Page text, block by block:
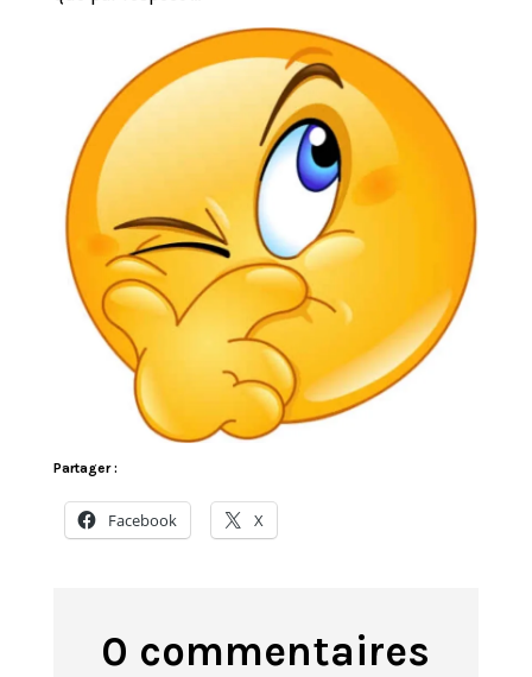
Partager :
Facebook X
0 commentaires